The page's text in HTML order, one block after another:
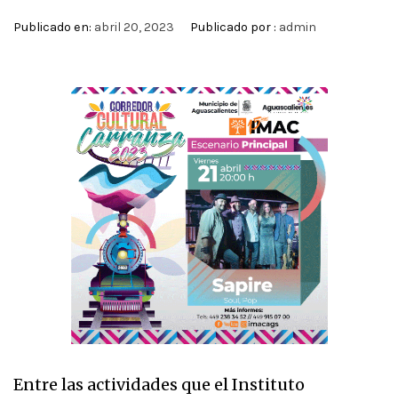
Publicado en: abril 20, 2023 Publicado por : admin
Entre las actividades que el Instituto